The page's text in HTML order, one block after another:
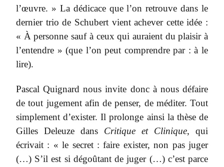
l’œuvre. » La dédicace que l’on retrouve dans le
dernier trio de Schubert vient achever cette idée :
« À personne sauf à ceux qui auraient du plaisir à
l’entendre » (que l’on peut comprendre par : à le
lire).
Pascal Quignard nous invite donc à nous défaire
de tout jugement afin de penser, de méditer. Tout
simplement d’exister. Il prolonge ainsi la thèse de
Gilles Deleuze dans Critique et Clinique, qui
écrivait : « le secret : faire exister, non pas juger
(…) S’il est si dégoûtant de juger (…) c’est parce